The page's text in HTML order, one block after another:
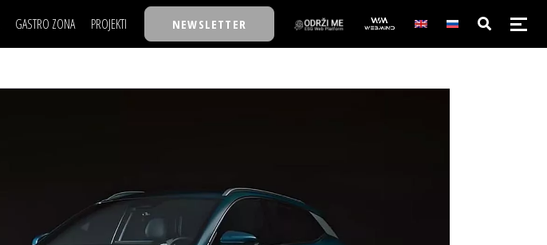
GASTRO ZONA PROJEKTI
BIZKOLEGIJUM
NEWSLETTER
NAJKOLEGA
30 ISPOD 30
BMW BIZNIS LIGA
BIZLIFE WEEK